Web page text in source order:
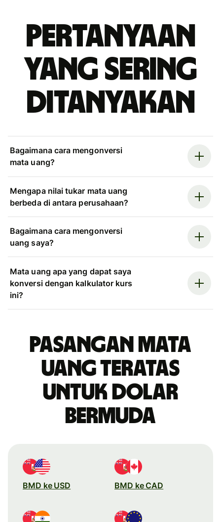
Pertanyaan
yang sering
ditanyakan
Bagaimana cara mengonversi
mata uang?
Mengapa nilai tukar mata uang
berbeda di antara perusahaan?
Bagaimana cara mengonversi
uang saya?
Mata uang apa yang dapat saya
konversi dengan kalkulator kurs
ini?
Pasangan mata
uang teratas
untuk dolar
Bermuda
BMD ke USD BMD ke CAD